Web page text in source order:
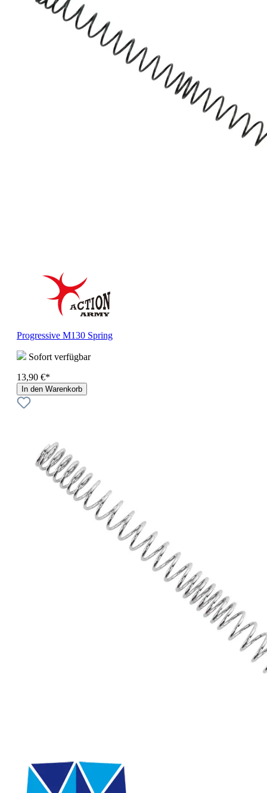
Progressive M130 Spring
Sofort verfügbar
13,90 €*
In den Warenkorb